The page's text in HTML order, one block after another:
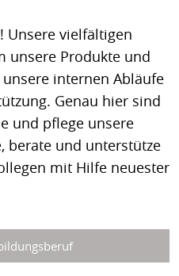
Unsere vielfältigen
unsere Produkte und
internen Abläufe
Genau hier sind
und pflege unsere
berate und unterstütze
mit Hilfe neuester